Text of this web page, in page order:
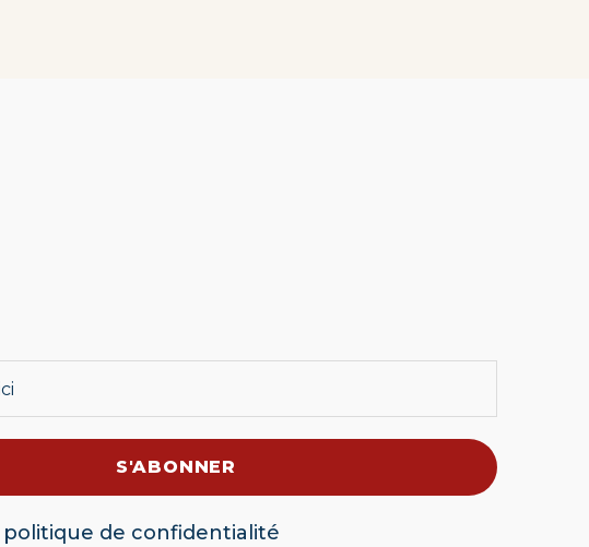
politique de confidentialité